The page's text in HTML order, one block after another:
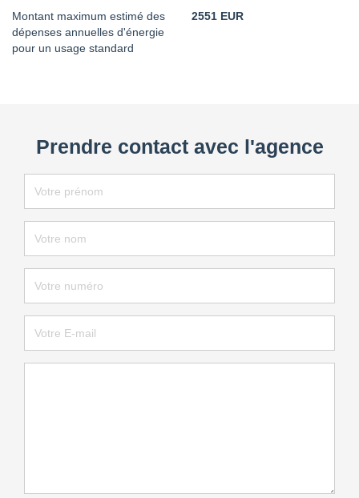
Montant maximum estimé des
dépenses annuelles d'énergie
pour un usage standard
2551 EUR
Prendre contact avec l'agence